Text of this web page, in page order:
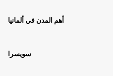
أهم المدن في ألمانيا
سويسرا